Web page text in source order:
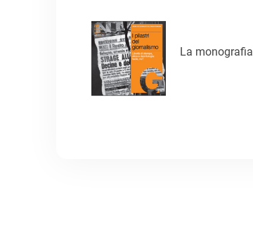
La monografia